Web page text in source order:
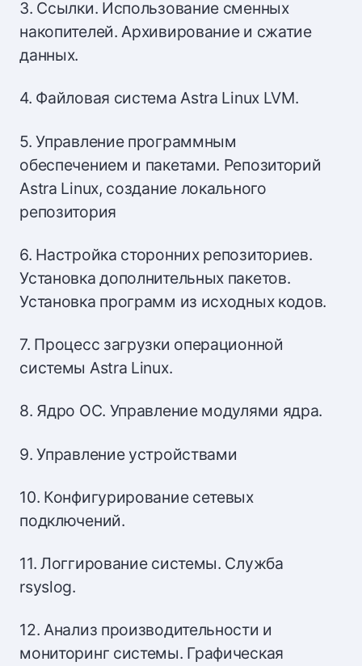
3. Ссылки. Использование сменных
накопителей. Архивирование и сжатие
данных.
4. Файловая система Astra Linux LVM.
5. Управление программным
обеспечением и пакетами. Репозиторий
Astra Linux, создание локального
репозитория
6. Настройка сторонних репозиториев.
Установка дополнительных пакетов.
Установка программ из исходных кодов.
7. Процесс загрузки операционной
системы Astra Linux.
8. Ядро ОС. Управление модулями ядра.
9. Управление устройствами
10. Конфигурирование сетевых
подключений.
11. Логгирование системы. Служба
rsyslog.
12. Анализ производительности и
мониторинг системы. Графическая